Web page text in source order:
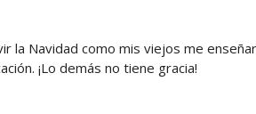
la Navidad como mis viejos me
¡Lo demás no tiene gracia!